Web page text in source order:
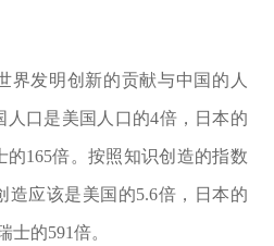
发明创新的贡献与中国的人
人口是美国人口的4倍，日本的
的165倍。按照知识创造的指数
造应该是美国的5.6倍，日本的
士的591倍。